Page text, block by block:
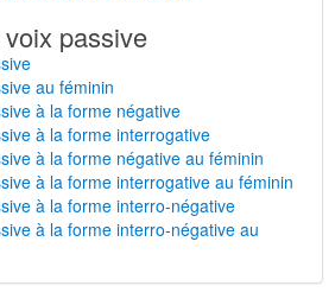
passive
au féminin
à la forme négative
à la forme interrogative
à la forme négative au féminin
à la forme interrogative au féminin
à la forme interro-négative
à la forme interro-négative au